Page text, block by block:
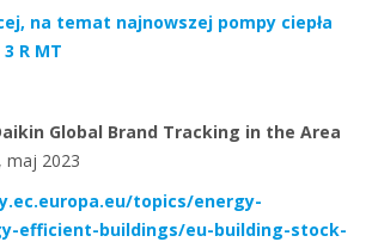
na temat najnowszej pompy ciepła
R MT
Global Brand Tracking in the Area
, maj 2023
topics/energy-
efficient-buildings/eu-building-stock-